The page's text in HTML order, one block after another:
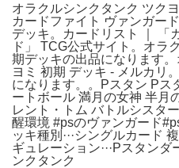
オラクルシンクタンク ツク
カードファイト ヴァンガー
デッキ。カードリスト ｜ 「
ド」 TCG公式サイト。オラ
期デッキの出品になります
ヨミ 初期 デッキ - メルカリ
になります。。Pスタン Pス
ートボール 満月の女神 半月
レント・トム バトルシスタ
醒環境 #psのヴァンガード
ッキ種別···シングルカード
ギュレーション···Pスタンダ
ンクタンク